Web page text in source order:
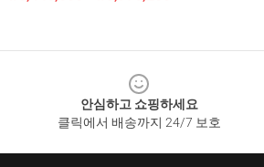
안심하고 쇼핑하세요
클릭에서 배송까지 24/7 보호